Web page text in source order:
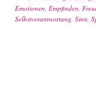
Emotionen, Empfinden,
Selbstverantwortung, Sinn,